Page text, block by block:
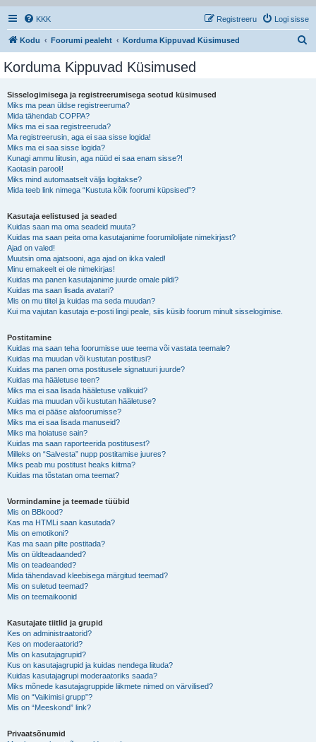
KKK Logi sisse
Registreeru
Kodu Foorumi pealeht Korduma Kippuvad Küsimused
Korduma Kippuvad Küsimused
Sisselogimisega ja registreerumisega seotud küsimused
Miks ma pean üldse registreeruma?
Mida tähendab COPPA?
Miks ma ei saa registreeruda?
Ma registreerusin, aga ei saa sisse logida!
Miks ma ei saa sisse logida?
Kunagi ammu liitusin, aga nüüd ei saa enam sisse?!
Kaotasin parooli!
Miks mind automaatselt välja logitakse?
Mida teeb link nimega “Kustuta kõik foorumi küpsised”?
Kasutaja eelistused ja seaded
Kuidas saan ma oma seadeid muuta?
Kuidas ma saan peita oma kasutajanime foorumilolijate nimekirjast?
Ajad on valed!
Muutsin oma ajatsooni, aga ajad on ikka valed!
Minu emakeelt ei ole nimekirjas!
Kuidas ma panen kasutajanime juurde omale pildi?
Kuidas ma saan lisada avatari?
Mis on mu tiitel ja kuidas ma seda muudan?
Kui ma vajutan kasutaja e-posti lingi peale, siis küsib foorum minult sisselogimise.
Postitamine
Kuidas ma saan teha foorumisse uue teema või vastata teemale?
Kuidas ma muudan või kustutan postitusi?
Kuidas ma panen oma postitusele signatuuri juurde?
Kuidas ma hääletuse teen?
Miks ma ei saa lisada hääletuse valikuid?
Kuidas ma muudan või kustutan hääletuse?
Miks ma ei pääse alafoorumisse?
Miks ma ei saa lisada manuseid?
Miks ma hoiatuse sain?
Kuidas ma saan raporteerida postitusest?
Milleks on “Salvesta” nupp postitamise juures?
Miks peab mu postitust heaks kiitma?
Kuidas ma tõstatan oma teemat?
Vormindamine ja teemade tüübid
Mis on BBkood?
Kas ma HTMLi saan kasutada?
Mis on emotikoni?
Kas ma saan pilte postitada?
Mis on üldteadaanded?
Mis on teadeanded?
Mida tähendavad kleebisega märgitud teemad?
Mis on suletud teemad?
Mis on teemaikoonid
Kasutajate tiitlid ja grupid
Kes on administraatorid?
Kes on moderaatorid?
Mis on kasutajagrupid?
Kus on kasutajagrupid ja kuidas nendega liituda?
Kuidas kasutajagrupi moderaatoriks saada?
Miks mõnede kasutajagruppide liikmete nimed on värvilised?
Mis on “Vaikimisi grupp”?
Mis on “Meeskond” link?
Privaatsõnumid